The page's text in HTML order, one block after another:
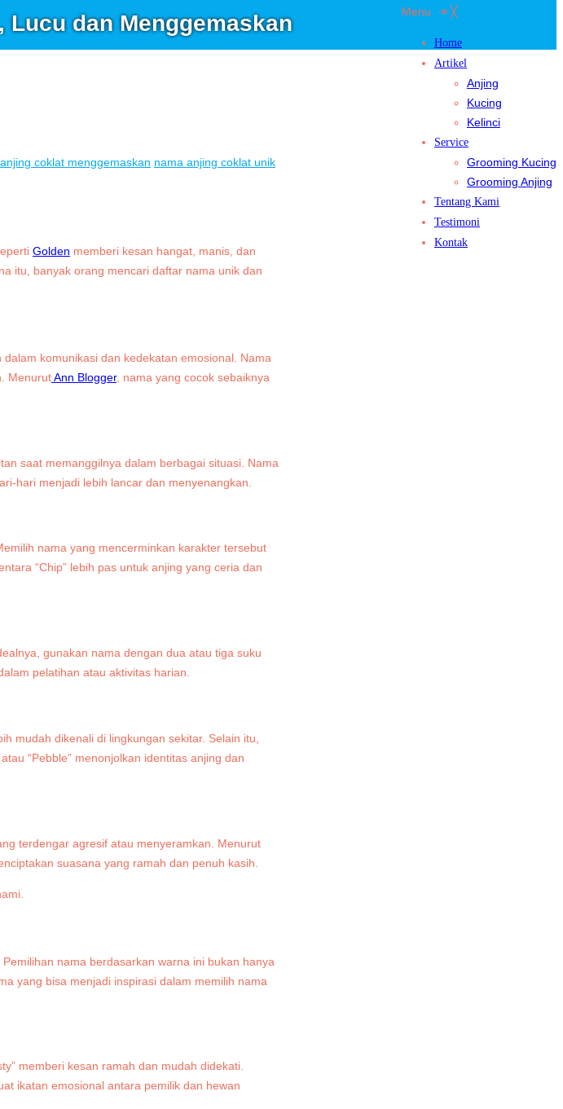
Menu ≡ ╳
Home
Artikel
Anjing
Kucing
Kelinci
Service
Grooming Kucing
Grooming Anjing
Tentang Kami
Testimoni
Kontak
Lucu dan Menggemaskan
coklat menggemaskan nama anjing coklat unik
Golden memberi kesan hangat, manis, dan
itu, banyak orang mencari daftar nama unik dan
komunikasi dan kedekatan emosional. Nama
MenurutAnn Blogger, nama yang cocok sebaiknya
saat memanggilnya dalam berbagai situasi. Nama
hari menjadi lebih lancar dan menyenangkan.
nama yang mencerminkan karakter tersebut
“Chip” lebih pas untuk anjing yang ceria dan
gunakan nama dengan dua atau tiga suku
pelatihan atau aktivitas harian.
mudah dikenali di lingkungan sekitar. Selain itu,
“Pebble” menonjolkan identitas anjing dan
terdengar agresif atau menyeramkan. Menurut
suasana yang ramah dan penuh kasih.
nama berdasarkan warna ini bukan hanya
yang bisa menjadi inspirasi dalam memilih nama
memberi kesan ramah dan mudah didekati.
ikatan emosional antara pemilik dan hewan